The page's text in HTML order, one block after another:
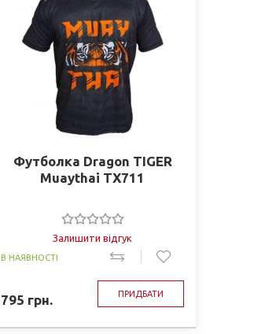
Футболка Dragon TIGER
Muaythai TX711
Залишити відгук
В НАЯВНОСТІ
795 грн. ПРИДБАТИ